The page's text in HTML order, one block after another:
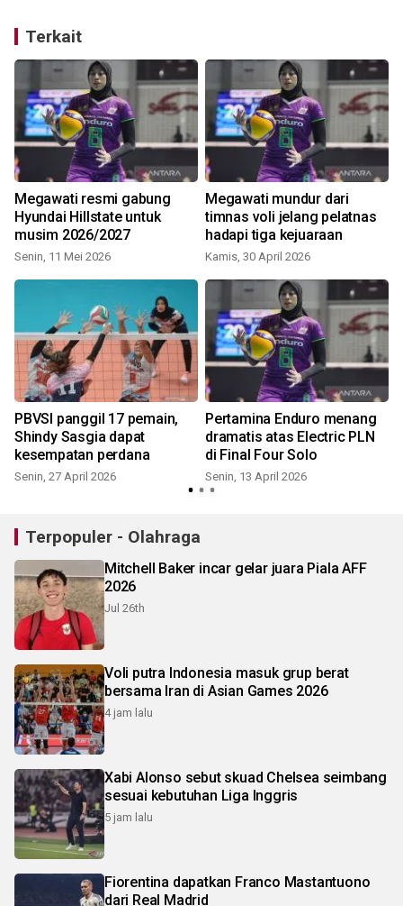
Terkait
Megawati resmi gabung
Hyundai Hillstate untuk
musim 2026/2027
Senin, 11 Mei 2026
Megawati mundur dari
timnas voli jelang pelatnas
hadapi tiga kejuaraan
Kamis, 30 April 2026
PBVSI panggil 17 pemain,
Shindy Sasgia dapat
kesempatan perdana
Senin, 27 April 2026
Pertamina Enduro menang
dramatis atas Electric PLN
di Final Four Solo
Senin, 13 April 2026
Terpopuler - Olahraga
Mitchell Baker incar gelar juara Piala AFF
2026
Jul 26th
Voli putra Indonesia masuk grup berat
bersama Iran di Asian Games 2026
4 jam lalu
Xabi Alonso sebut skuad Chelsea seimbang
sesuai kebutuhan Liga Inggris
5 jam lalu
Fiorentina dapatkan Franco Mastantuono
dari Real Madrid